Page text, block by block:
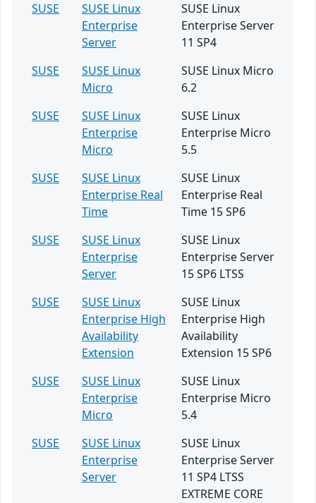
SUSE
SUSE Linux
Enterprise
Server
SUSE Linux
Enterprise Server
11 SP4
SUSE
SUSE Linux
Micro
SUSE Linux Micro
6.2
SUSE
SUSE Linux
Enterprise
Micro
SUSE Linux
Enterprise Micro
5.5
SUSE
SUSE Linux
Enterprise Real
Time
SUSE Linux
Enterprise Real
Time 15 SP6
SUSE
SUSE Linux
Enterprise
Server
SUSE Linux
Enterprise Server
15 SP6 LTSS
SUSE
SUSE Linux
Enterprise High
Availability
Extension
SUSE Linux
Enterprise High
Availability
Extension 15 SP6
SUSE
SUSE Linux
Enterprise
Micro
SUSE Linux
Enterprise Micro
5.4
SUSE
SUSE Linux
Enterprise
Server
SUSE Linux
Enterprise Server
11 SP4 LTSS
EXTREME CORE